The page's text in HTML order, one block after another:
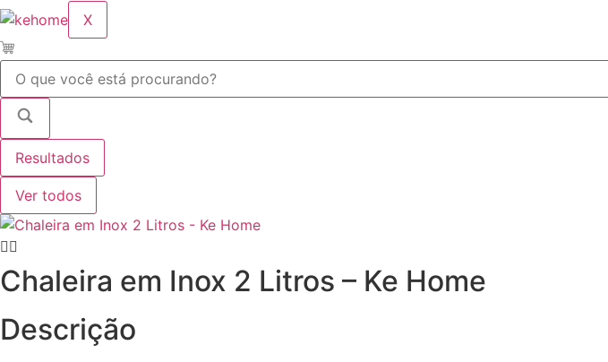
X
Pesquisar
Resultados
Ver todos
Chaleira em Inox 2 Litros – Ke Home
Descrição